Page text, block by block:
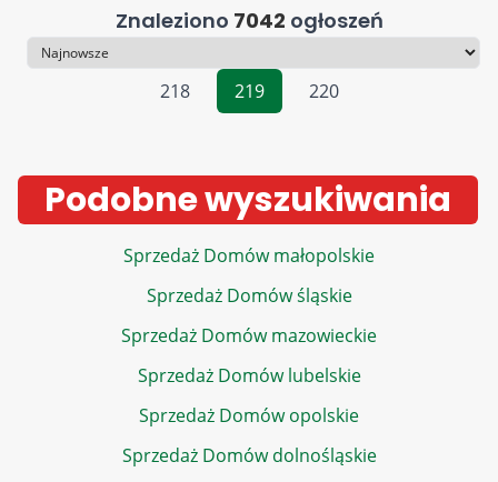
Znaleziono 7042 ogłoszeń
Sortowanie
218
219 220
Podobne wyszukiwania
Sprzedaż Domów małopolskie
Sprzedaż Domów śląskie
Sprzedaż Domów mazowieckie
Sprzedaż Domów lubelskie
Sprzedaż Domów opolskie
Sprzedaż Domów dolnośląskie